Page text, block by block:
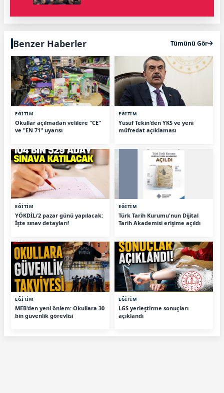
Benzer Haberler Tümünü Gör
EĞİTİM
Okullar açılmadan velilere "CE"
ve "EN 71" uyarısı
EĞİTİM
Yusuf Tekin'den YKS ve yeni
müfredat açıklaması
EĞİTİM
YÖKDİL/2 pazar günü yapılacak:
İşte sınav detayları!
EĞİTİM
Türk Tarih Kurumu'nun Dijital
Tarih Akademisi erişime açıldı
EĞİTİM
MEB'den yeni önlem: Okullara 30
bin güvenlik görevlisi
EĞİTİM
LGS yerleştirme sonuçları
açıklandı